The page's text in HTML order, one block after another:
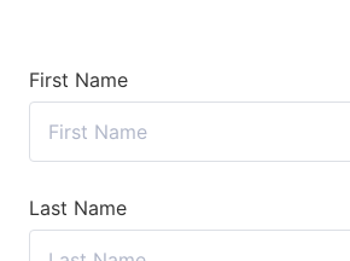
First Name
Last Name